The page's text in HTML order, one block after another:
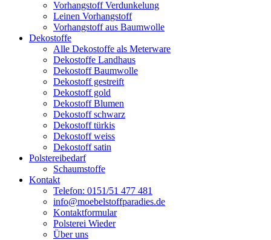
Vorhangstoff Verdunkelung
Leinen Vorhangstoff
Vorhangstoff aus Baumwolle
Dekostoffe
Alle Dekostoffe als Meterware
Dekostoffe Landhaus
Dekostoff Baumwolle
Dekostoff gestreift
Dekostoff gold
Dekostoff Blumen
Dekostoff schwarz
Dekostoff türkis
Dekostoff weiss
Dekostoff satin
Polstereibedarf
Schaumstoffe
Kontakt
Telefon: 0151/51 477 481
info@moebelstoffparadies.de
Kontaktformular
Polsterei Wieder
Über uns